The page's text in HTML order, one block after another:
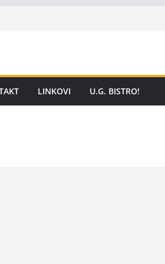
LINKOVI U.G. BISTRO!